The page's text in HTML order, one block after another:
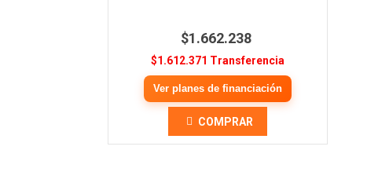
$1.662.238
$1.612.371 Transferencia
Ver planes de financiación
COMPRAR